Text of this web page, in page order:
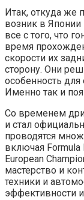
Итак, откуда же
возник в Японии
все с того, что
время
скорости их
сторону. Они
особенность
Именно так и
Со временем
и стал
проводятся
включая Formula
European
мастерство и
техники и
эффективности